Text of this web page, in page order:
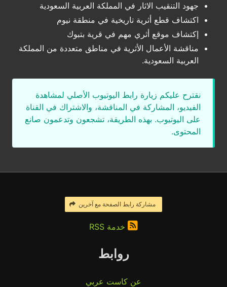
جهود التنقيب الاثار في المملكة العربية السعودية
اكتشاف قطع أثرية تاريخية في منطقة نيوم
إكتشاف موقع أثري مهم في قرية بتبوك
مناقشة الأعمال الأثرية في مناطق متعددة من المملكة
العربية السعودية.
نقترح عليكم زيارة رابط اليوتيوب الأصلي لمشاهدة
الفيديو، المشاركة في المناقشة، والاشتراك في القناة
على اليوتيوب. بهذه الطريقة، تشجعون وتدعمون صانع
المحتوى.
مشاركة رابط الصفحة مع آخرين
خدمة RSS
روابط
عن كاست عربي